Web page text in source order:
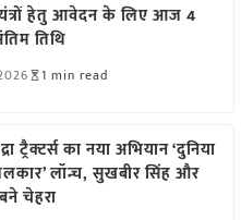
यंत्रों हेतु आवेदन के लिए आज 4
तिथि
1 min read
ट्रैक्टर्स का नया अभियान ‘दुनिया
लॉन्च, सुखबीर सिंह और
चेहरा